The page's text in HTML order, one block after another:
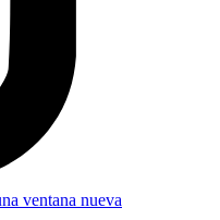
ventana nueva